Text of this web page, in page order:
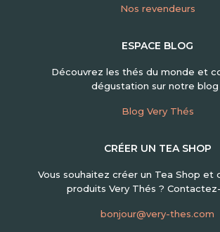
Nos revendeurs
ESPACE BLOG
Découvrez les thés du monde et
dégustation sur notre blog
Blog Very Thés
CRÉER UN TEA SHOP
Vous souhaitez créer un Tea Shop et
produits Very Thés ?
bonjour@very-thes.com